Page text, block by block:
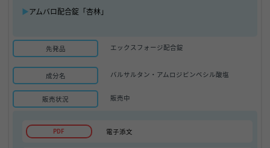
▶アムバロ配合錠「杏林」
先発品 エックスフォージ配合錠
成分名 バルサルタン・アムロジピンベシル酸塩
販売状況 販売中
電子添文